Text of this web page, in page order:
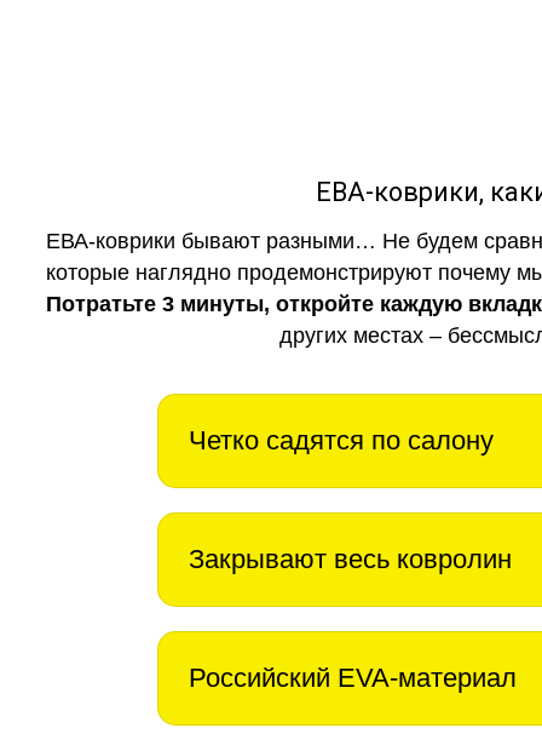
ЕВА-коврики,
ЕВА-коврики бывают разными… Не будем
которые наглядно продемонстрируют почему
Потратьте 3 минуты, откройте каждую
других местах –
Четко садятся по салону
Закрывают весь ковролин
Российский EVA-материал